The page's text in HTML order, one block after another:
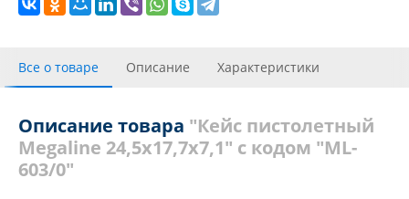
Все о товаре Описание Характеристики
Описание товара "Кейс пистолетный
Megaline 24,5х17,7х7,1" с кодом "ML-
603/0"